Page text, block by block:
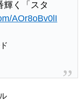
輝く「スタ
AOr8oBv0lI